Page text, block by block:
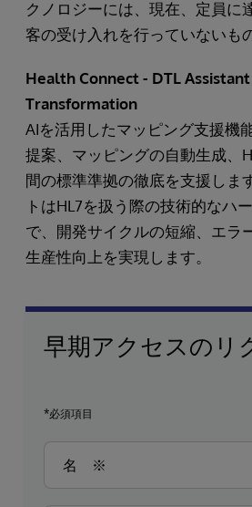
クノロジーには、現在、定員に
客の受け入れを行っていないも
Health Connect - DTL
Transformation
AIを活用したマッピング支援機
提案、マッピングの自動生成、
間の標準準拠の徹底を支援しま
トはHL7を扱う際の技術的なハ
で、開発サイクルの短縮、エラ
生産性向上を実現します。
早期アクセスのリ
*必須項目